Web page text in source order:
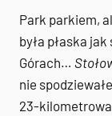
Park parkiem,
była płaska
Górach…
nie
23-